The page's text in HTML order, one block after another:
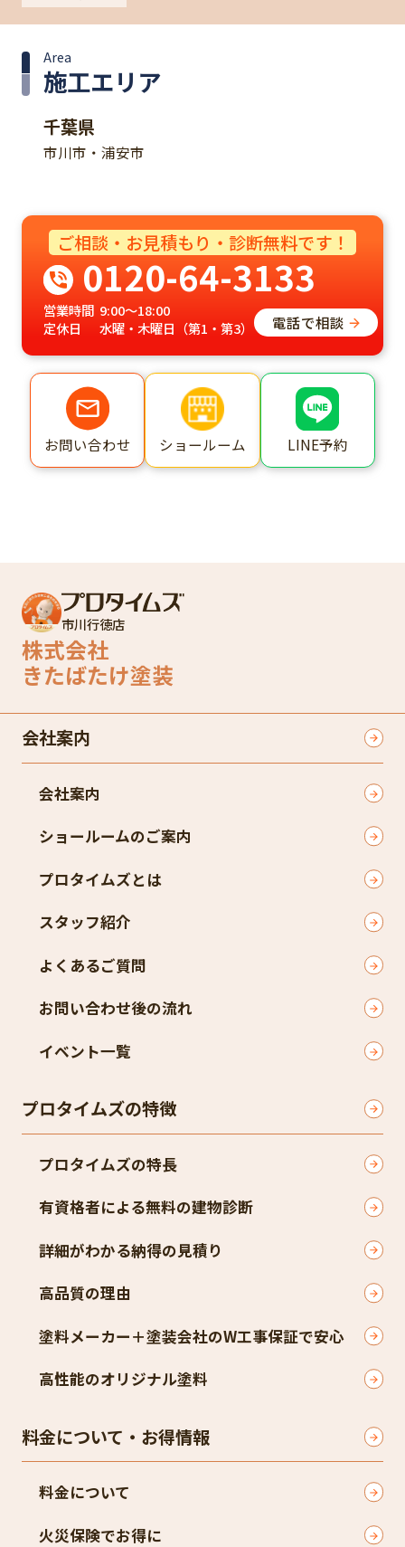
施工エリア
Area
千葉県
市川市・浦安市
ご相談・お見積もり・診断無料です！
0120-64-3133
営業時間 9:00～18:00
定休日
水曜・木曜日（第1・第3） 電話で相談
お問い合わせ ショールーム LINE予約
市川行徳店
株式会社
きたばたけ塗装
会社案内
会社案内
ショールームのご案内
プロタイムズとは
スタッフ紹介
よくあるご質問
お問い合わせ後の流れ
イベント一覧
プロタイムズの特徴
プロタイムズの特長
有資格者による無料の建物診断
詳細がわかる納得の見積り
高品質の理由
塗料メーカー＋塗装会社のW工事保証で安心
高性能のオリジナル塗料
料金について・お得情報
料金について
火災保険でお得に